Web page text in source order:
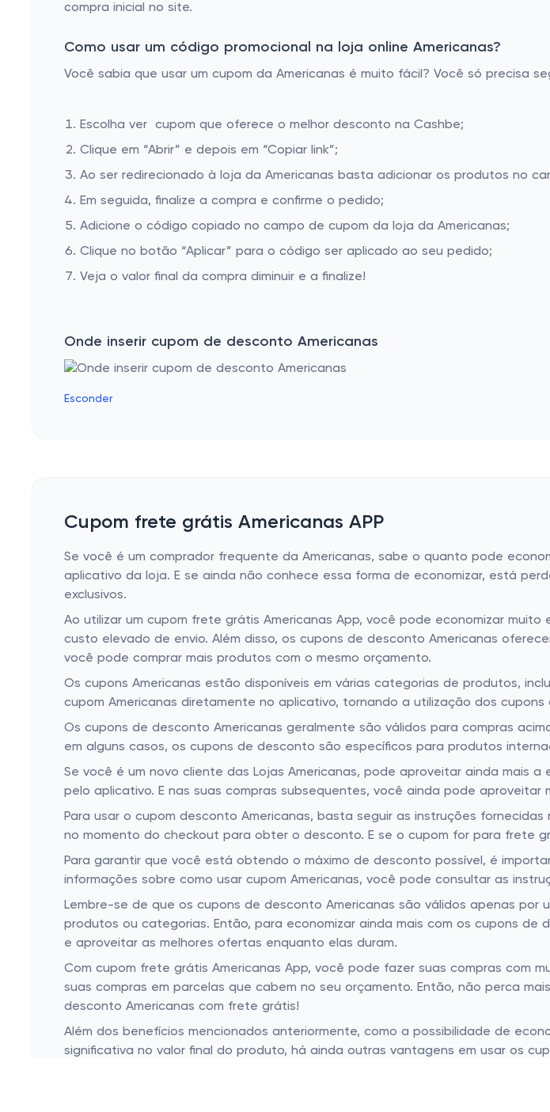
compra inicial no site.
Como usar um código promocional na loja online Americanas?
Você sabia que usar um cupom da Americanas é muito fácil? Você só precisa
Escolha ver cupom que oferece o melhor desconto na Cashbe;
Clique em “Abrir” e depois em “Copiar link”;
Ao ser redirecionado à loja da Americanas basta adicionar os produtos no
Em seguida, finalize a compra e confirme o pedido;
Adicione o código copiado no campo de cupom da loja da Americanas;
Clique no botão “Aplicar” para o código ser aplicado ao seu pedido;
Veja o valor final da compra diminuir e a finalize!
Onde inserir cupom de desconto Americanas
Esconder
Cupom frete grátis Americanas APP
Se você é um comprador frequente da Americanas, sabe o quanto pode
aplicativo da loja. E se ainda não conhece essa forma de economizar, está
exclusivos.
Ao utilizar um cupom frete grátis Americanas App, você pode economizar
custo elevado de envio. Além disso, os cupons de desconto Americanas
você pode comprar mais produtos com o mesmo orçamento.
Os cupons Americanas estão disponíveis em várias categorias de produtos,
cupom Americanas diretamente no aplicativo, tornando a utilização dos cupons
Os cupons de desconto Americanas geralmente são válidos para compras
em alguns casos, os cupons de desconto são específicos para produtos
Se você é um novo cliente das Lojas Americanas, pode aproveitar ainda mais
pelo aplicativo. E nas suas compras subsequentes, você ainda pode
Para usar o cupom desconto Americanas, basta seguir as instruções
no momento do checkout para obter o desconto. E se o cupom for para frete
Para garantir que você está obtendo o máximo de desconto possível, é
informações sobre como usar cupom Americanas, você pode consultar as
Lembre-se de que os cupons de desconto Americanas são válidos apenas
produtos ou categorias. Então, para economizar ainda mais com os cupons
e aproveitar as melhores ofertas enquanto elas duram.
Com cupom frete grátis Americanas App, você pode fazer suas compras com
suas compras em parcelas que cabem no seu orçamento. Então, não perca
desconto Americanas com frete grátis!
Além dos benefícios mencionados anteriormente, como a possibilidade de
significativa no valor final do produto, há ainda outras vantagens em usar os